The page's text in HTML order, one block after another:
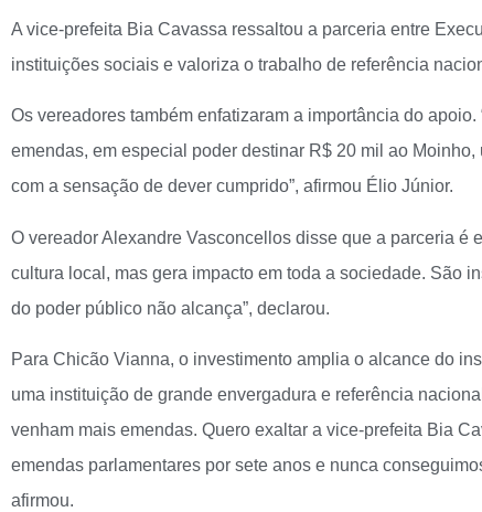
A vice-prefeita Bia Cavassa ressaltou a parceria entre
instituições sociais e valoriza o trabalho de referência
Os vereadores também enfatizaram a importância do
emendas, em especial poder destinar R$ 20 mil ao
com a sensação de dever cumprido”, afirmou Élio Júnior.
O vereador Alexandre Vasconcellos disse que a parceria é
cultura local, mas gera impacto em toda a sociedade. São
do poder público não alcança”, declarou.
Para Chicão Vianna, o investimento amplia o alcance do
uma instituição de grande envergadura e referência
venham mais emendas. Quero exaltar a vice-prefeita Bia
emendas parlamentares por sete anos e nunca
afirmou.